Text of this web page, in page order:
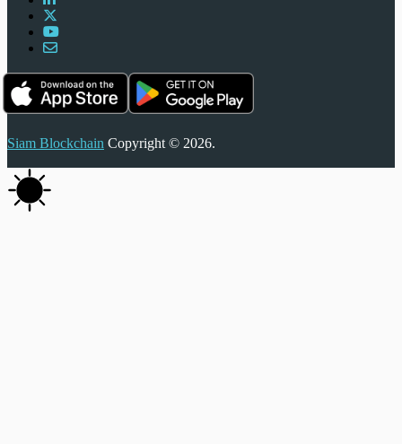
Siam Blockchain Copyright © 2026.